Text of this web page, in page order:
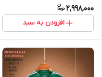
2,998,000
افزودن به سبد